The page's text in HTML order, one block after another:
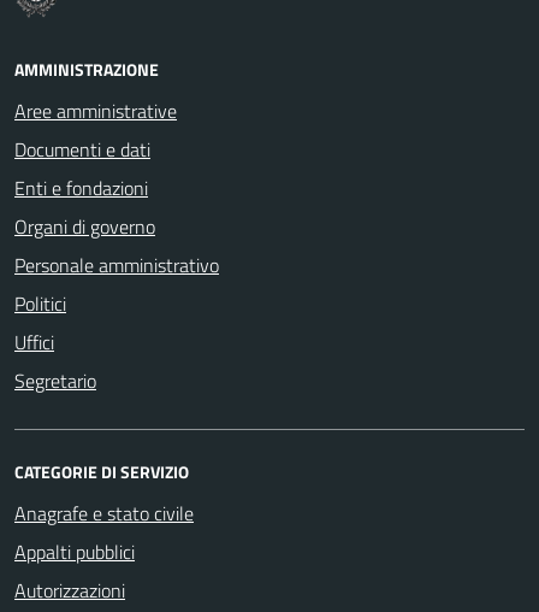
AMMINISTRAZIONE
Aree amministrative
Documenti e dati
Enti e fondazioni
Organi di governo
Personale amministrativo
Politici
Uffici
Segretario
CATEGORIE DI SERVIZIO
Anagrafe e stato civile
Appalti pubblici
Autorizzazioni